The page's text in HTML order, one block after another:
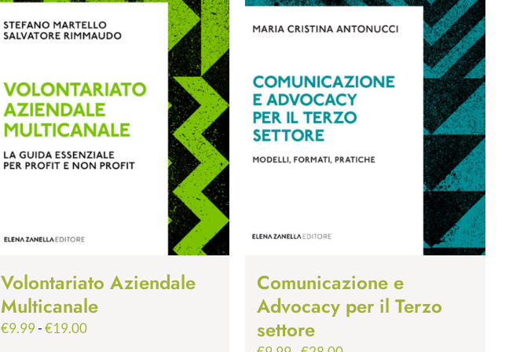
Volontariato Aziendale
Multicanale
€9.99-€19.00Fascia
Comunicazione e
Advocacy per il Terzo
settore